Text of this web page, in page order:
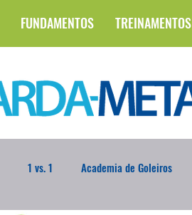
FUNDAMENTOS TREINAMENTOS
1 vs. 1 Academia de Goleiros